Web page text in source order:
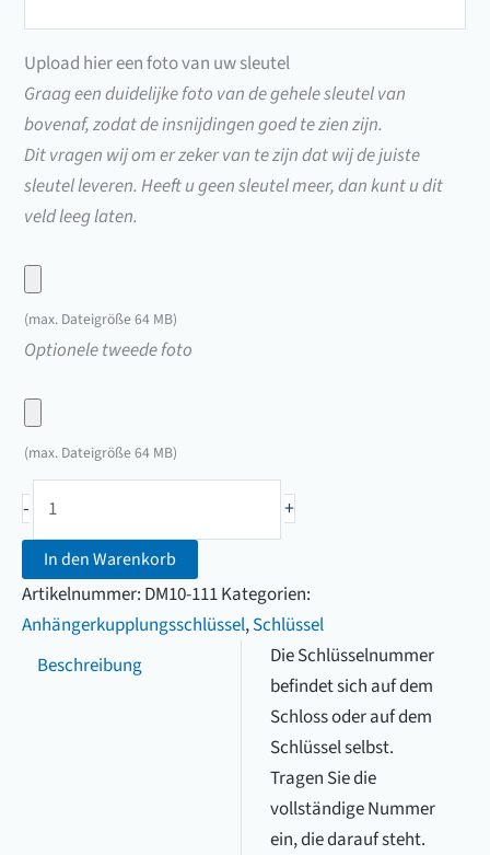
2A34)
Upload hier een foto van uw sleutel
Graag een duidelijke foto van de gehele sleutel van
bovenaf, zodat de insnijdingen goed te zien zijn.
Dit vragen wij om er zeker van te zijn dat wij de juiste
sleutel leveren. Heeft u geen sleutel meer, dan kunt u dit
veld leeg laten.
hier
een
van
uw
sleutel
(max. Dateigröße 64 MB)
Upload
foto
van
uw
sleutel
Optionele tweede foto
(max. Dateigröße 64 MB)
-
(2A01
bis
einschließlich
Menge
+
In den Warenkorb
Artikelnummer: DM10-111Kategorien:
Anhängerkupplungsschlüssel,Schlüssel
Beschreibung
Die Schlüsselnummer
befindet sich auf dem
Schloss oder auf dem
Schlüssel selbst.
Tragen Sie die
vollständige Nummer
ein, die darauf steht.